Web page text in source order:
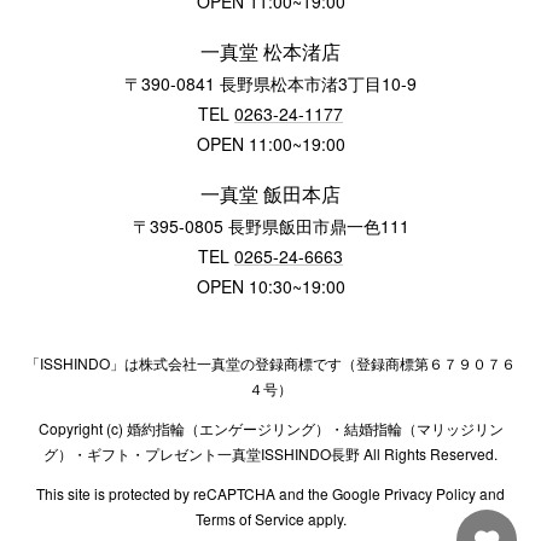
一真堂 松本渚店
〒390-0841 長野県松本市渚3丁目10-9
TEL 0263-24-1177
OPEN 11:00~19:00
一真堂 飯田本店
〒395-0805 長野県飯田市鼎一色111
TEL 0265-24-6663
OPEN 10:30~19:00
「ISSHINDO」は株式会社一真堂の登録商標です（登録商標第６７９０７６
４号）
Copyright (c) 婚約指輪（エンゲージリング）・結婚指輪（マリッジリン
グ）・ギフト・プレゼント一真堂ISSHINDO長野 All Rights Reserved.
This site is protected by reCAPTCHA and the Google Privacy Policy and
Terms of Service apply.